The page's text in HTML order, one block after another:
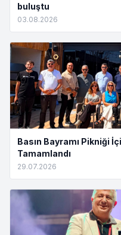
buluştu
03.08.2026
Basın Bayramı Pikniği
Tamamlandı
29.07.2026